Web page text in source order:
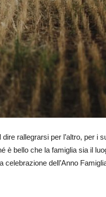
rallegrarsi per l’altro, per i
è bello che la famiglia sia il
celebrazione dell’Anno